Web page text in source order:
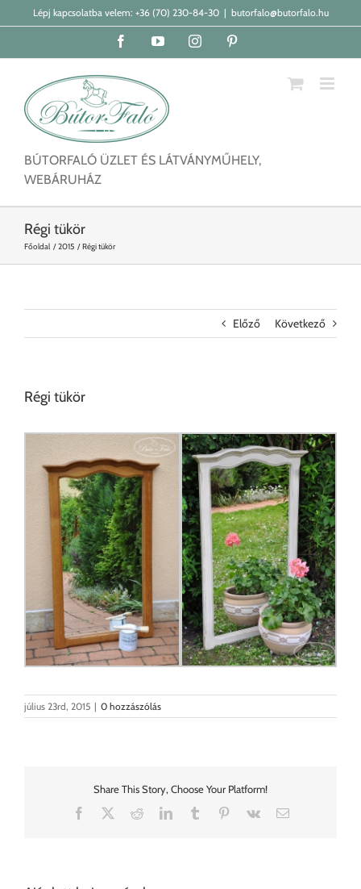
KihagyásLépj kapcsolatba velem: +36 (70) 230-84-30 | butorfalo@butorfalo.hu
FacebookYouTubeInstagram
BÚTORFALÓ ÜZLET ÉS LÁTVÁNYMŰHELY,
WEBÁRUHÁZ
Régi tükör
Főoldal 2015 Régi tükör
Előző Következő
Régi tükör
július 23rd, 2015 | 0 hozzászólás
Share This Story, Choose Your Platform!
Facebook
RedditLinkedInTumblr Pinterest
Vk Email: